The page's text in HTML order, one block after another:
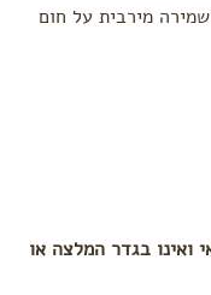
מירבית על חום
ואינו בגדר המלצה או